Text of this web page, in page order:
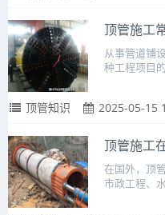
顶管施工
从事管道铺
种工程项目
顶管知识 2025-05-15
顶管施工
在国外，顶
市政工程、